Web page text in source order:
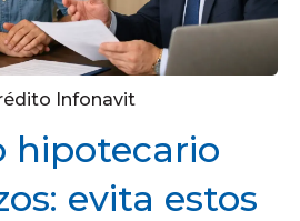
Infonavit
hipotecario
evita estos